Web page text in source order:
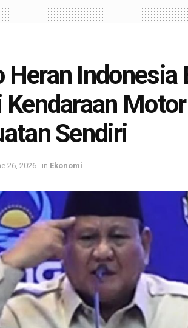
Heran Indonesia
Sendiri
26, 2026 in Ekonomi